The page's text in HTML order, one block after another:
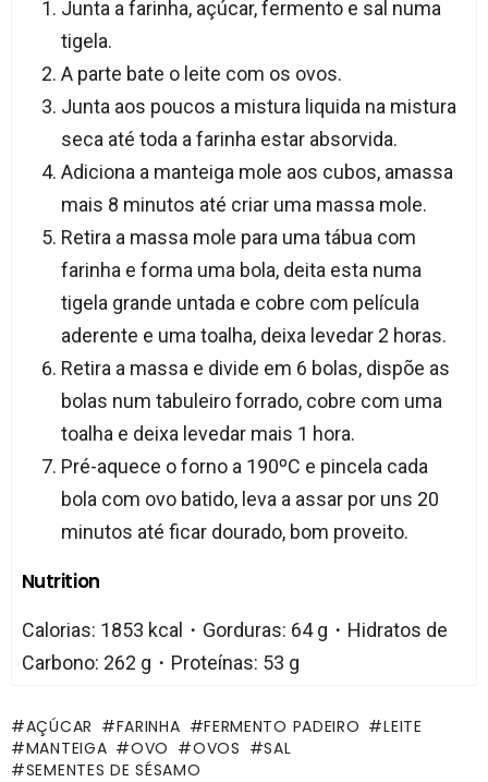
Junta a farinha, açúcar, fermento e sal numa
tigela.
A parte bate o leite com os ovos.
Junta aos poucos a mistura liquida na mistura
seca até toda a farinha estar absorvida.
Adiciona a manteiga mole aos cubos, amassa
mais 8 minutos até criar uma massa mole.
Retira a massa mole para uma tábua com
farinha e forma uma bola, deita esta numa
tigela grande untada e cobre com película
aderente e uma toalha, deixa levedar 2 horas.
Retira a massa e divide em 6 bolas, dispõe as
bolas num tabuleiro forrado, cobre com uma
toalha e deixa levedar mais 1 hora.
Pré-aquece o forno a 190ºC e pincela cada
bola com ovo batido, leva a assar por uns 20
minutos até ficar dourado, bom proveito.
Nutrition
Calorias: 1853 kcal・Gorduras: 64 g・Hidratos de
Carbono: 262 g・Proteínas: 53 g
AÇÚCAR FARINHA FERMENTO PADEIRO
LEITE
MANTEIGA
OVO OVOS
SAL
SEMENTES DE SÉSAMO